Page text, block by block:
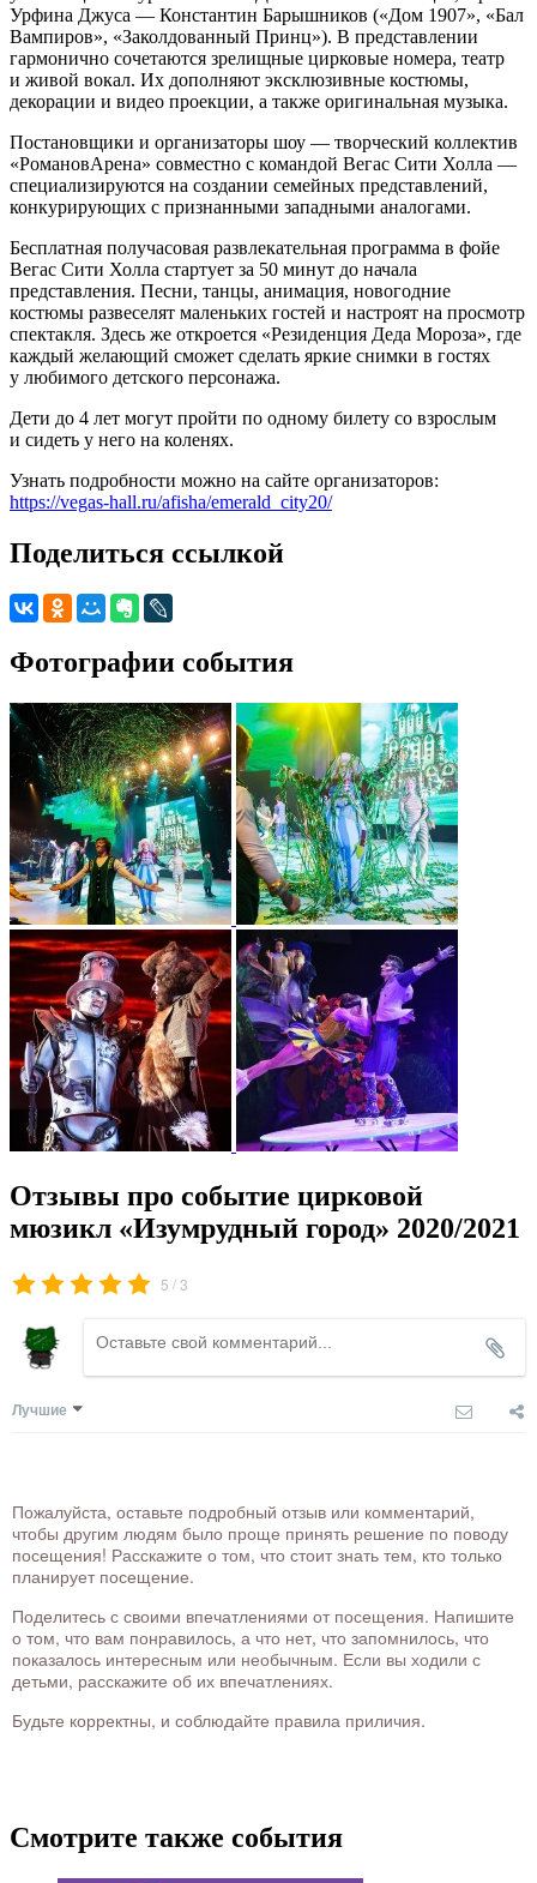
Урфина Джуса ― Константин Барышников («Дом 1907», «Бал
Вампиров», «Заколдованный Принц»). В представлении
гармонично сочетаются зрелищные цирковые номера, театр
и живой вокал. Их дополняют эксклюзивные костюмы,
декорации и видео проекции, а также оригинальная музыка.
Постановщики и организаторы шоу ― творческий коллектив
«РомановАрена» совместно с командой Вегас Сити Холла ―
специализируются на создании семейных представлений,
конкурирующих с признанными западными аналогами.
Бесплатная получасовая развлекательная программа в фойе
Вегас Сити Холла стартует за 50 минут до начала
представления. Песни, танцы, анимация, новогодние
костюмы развеселят маленьких гостей и настроят на просмотр
спектакля. Здесь же откроется «Резиденция Деда Мороза», где
каждый желающий сможет сделать яркие снимки в гостях
у любимого детского персонажа.
Дети до 4 лет могут пройти по одному билету со взрослым
и сидеть у него на коленях.
Узнать подробности можно на сайте организаторов:
https://vegas-hall.ru/afisha/emerald_city20/
Поделиться ссылкой
Фотографии события
Отзывы про событие цирковой
мюзикл «Изумрудный город» 2020/2021
5 /3
Лучшие
Пожалуйста, оставьте подробный отзыв или комментарий,
чтобы другим людям было проще принять решение по поводу
посещения! Расскажите о том, что стоит знать тем, кто только
планирует посещение.
Поделитесь с своими впечатлениями от посещения. Напишите
о том, что вам понравилось, а что нет, что запомнилось, что
показалось интересным или необычным. Если вы ходили с
детьми, расскажите об их впечатлениях.
Будьте корректны, и соблюдайте правила приличия.
Смотрите также события